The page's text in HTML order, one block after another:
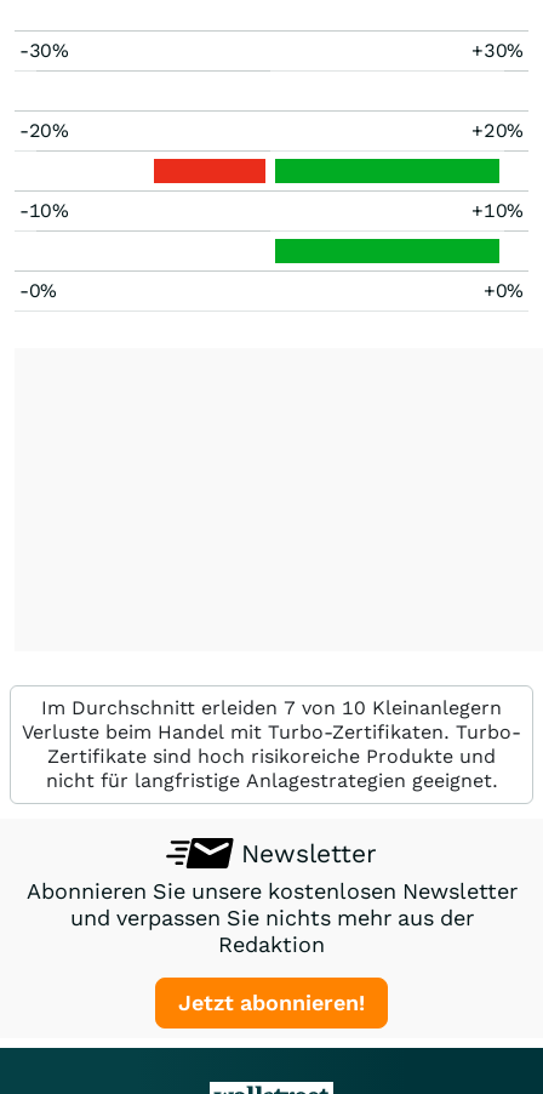
-30% +30%
-20% +20%
-10% +10%
-0% +0%
Im Durchschnitt erleiden 7 von 10 Kleinanlegern
Verluste beim Handel mit Turbo-Zertifikaten. Turbo-
Zertifikate sind hoch risikoreiche Produkte und
nicht für langfristige Anlagestrategien geeignet.
Newsletter
Abonnieren Sie unsere kostenlosen Newsletter
und verpassen Sie nichts mehr aus der
Redaktion
Jetzt abonnieren!